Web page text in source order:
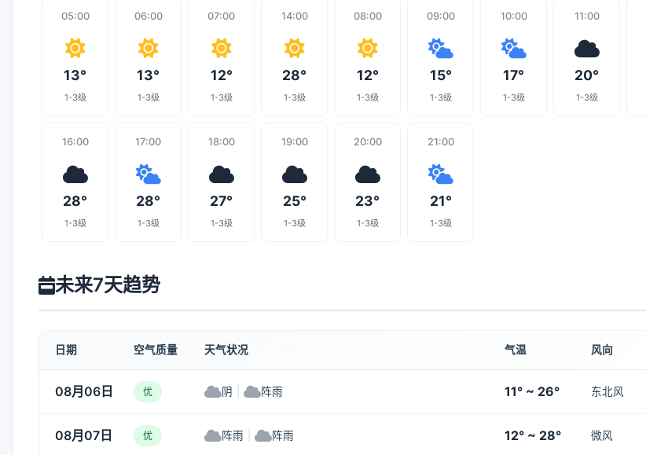
05:00
13°
1-3级
06:00
13°
1-3级
07:00
12°
1-3级
14:00
28°
1-3级
08:00
12°
1-3级
09:00
15°
1-3级
10:00
17°
1-3级
11:00
20°
1-3级
16:00
28°
1-3级
17:00
28°
1-3级
18:00
27°
1-3级
19:00
25°
1-3级
20:00
23°
1-3级
21:00
21°
1-3级
未来7天趋势
日期 空气质量 天气状况 气温 风向
08月06日 优 阴 阵雨 11° ~ 26° 东北风
08月07日 优 阵雨 阵雨 12° ~ 28° 微风